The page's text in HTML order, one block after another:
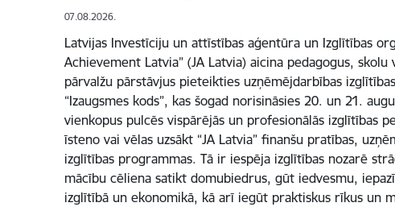
07.08.2026.
Latvijas Investīciju un attīstības aģentūra un Izglītības
Achievement Latvia” (JA Latvia) aicina pedagogus,
pārvalžu pārstāvjus pieteikties uzņēmējdarbības
“Izaugsmes kods”, kas šogad norisināsies 20. un 21.
vienkopus pulcēs vispārējās un profesionālās izglītības
īsteno vai vēlas uzsākt “JA Latvia” finanšu pratības,
izglītības programmas. Tā ir iespēja izglītības nozarē
mācību cēliena satikt domubiedrus, gūt iedvesmu,
izglītībā un ekonomikā, kā arī iegūt praktiskus rīkus un